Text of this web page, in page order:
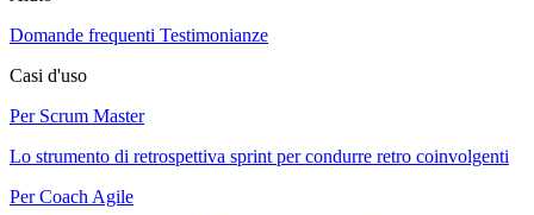
Domande frequenti Testimonianze
Casi d'uso
Per Scrum Master
Lo strumento di retrospettiva sprint per condurre retro coinvolgenti
Per Coach Agile